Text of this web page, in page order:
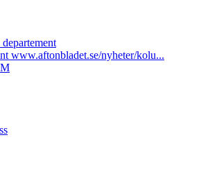
www.aftonbladet.se/nyheter/kolu...